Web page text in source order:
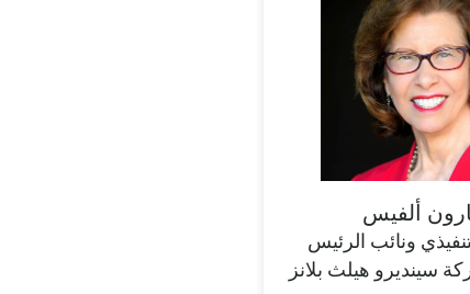
ألفيس
ونائب الرئيس
سينديرو هيلث بلانز